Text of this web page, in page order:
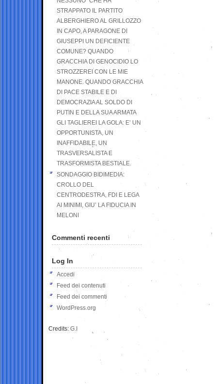
STRAPPATO IL PARTITO
ALBERGHIERO AL GRILLOZZO
IN CAPO, A PARAGONE DI
GIUSEPPI UN DEFICIENTE
COMUNE? QUANDO
GRACCHIA DI GENOCIDIO LO
STROZZEREI CON LE MIE
MANONE. QUANDO GRACCHIA
DI PACE STABILE E DI
DEMOCRAZIA AL SOLDO DI
PUTIN E DELLA SUA ARMATA
GLI TAGLIEREI LA GOLA: E’ UN
OPPORTUNISTA, UN
INAFFIDABILE, UN
TRASVERSALISTA E
TRASFORMISTA BESTIALE.
SONDAGGIO BIDIMEDIA:
CROLLO DEL
CENTRODESTRA, FDI E LEGA
AI MINIMI, GIU’ LA FIDUCIA IN
MELONI
Commenti recenti
Log In
Accedi
Feed dei contenuti
Feed dei commenti
WordPress.org
Credits: G.I